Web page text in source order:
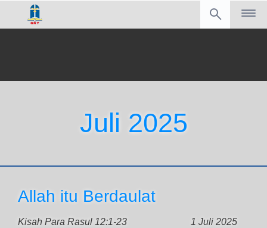
Juli 2025
Allah itu Berdaulat
Kisah Para Rasul 12:1-23
1 Juli 2025